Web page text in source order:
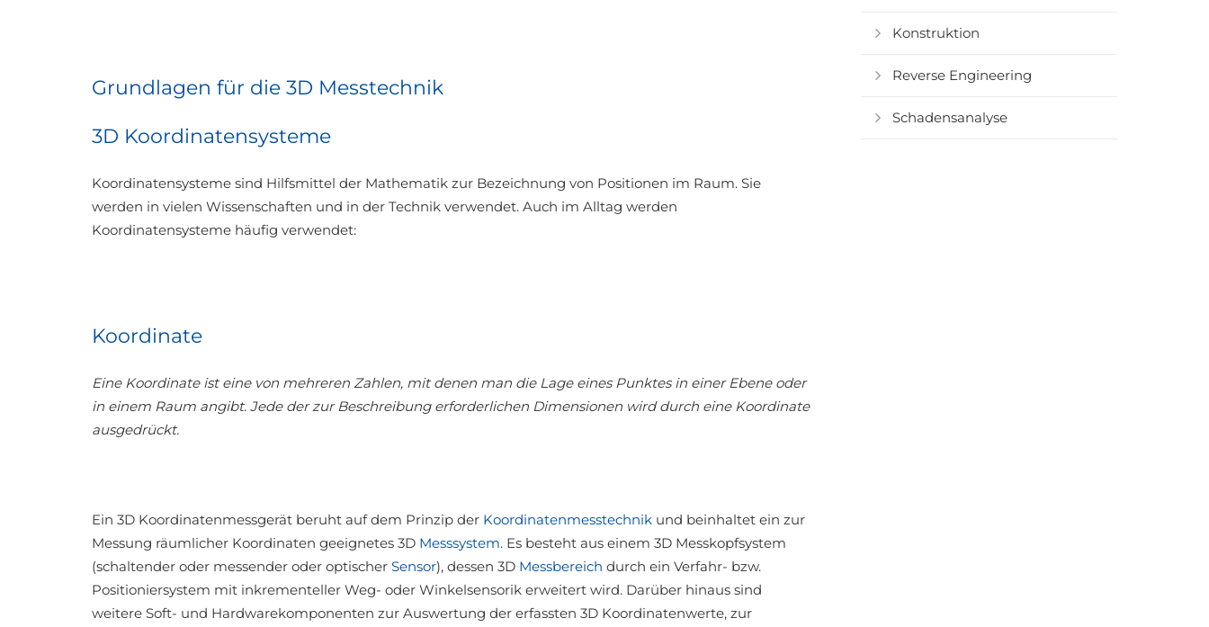
Grundlagen für die 3D Messtechnik
3D Koordinatensysteme
Koordinatensysteme sind Hilfsmittel der Mathematik zur Bezeichnung von Positionen im Raum. Sie
werden in vielen Wissenschaften und in der Technik verwendet. Auch im Alltag werden
Koordinatensysteme häufig verwendet:
Koordinate
Eine Koordinate ist eine von mehreren Zahlen, mit denen man die Lage eines Punktes in einer Ebene oder
in einem Raum angibt. Jede der zur Beschreibung erforderlichen Dimensionen wird durch eine Koordinate
ausgedrückt.
Ein 3D Koordinatenmessgerät beruht auf dem Prinzip der Koordinatenmesstechnik und beinhaltet ein zur
Messung räumlicher Koordinaten geeignetes 3D Messsystem. Es besteht aus einem 3D Messkopfsystem
(schaltender oder messender oder optischer Sensor), dessen 3D Messbereich durch ein Verfahr- bzw.
Positioniersystem mit inkrementeller Weg- oder Winkelsensorik erweitert wird. Darüber hinaus sind
weitere Soft- und Hardwarekomponenten zur Auswertung der erfassten 3D Koordinatenwerte, zur
Konstruktion
Reverse Engineering
Schadensanalyse